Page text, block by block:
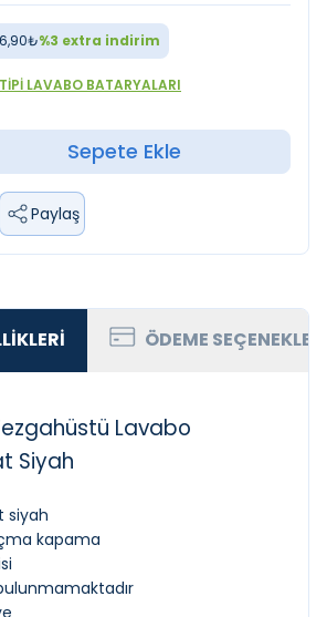
₺%3 extra indirim
LAVABO BATARYALARI
Sepete Ekle
Paylaş
ÖDEME
Lavabo
Siyah
siyah
kapama